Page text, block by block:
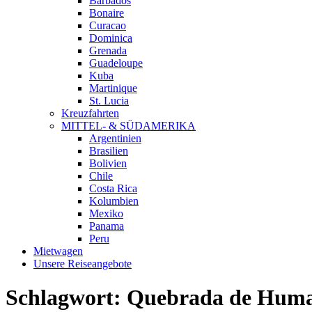
Bonaire
Curacao
Dominica
Grenada
Guadeloupe
Kuba
Martinique
St. Lucia
Kreuzfahrten
MITTEL- & SÜDAMERIKA
Argentinien
Brasilien
Bolivien
Chile
Costa Rica
Kolumbien
Mexiko
Panama
Peru
Mietwagen
Unsere Reiseangebote
Schlagwort: Quebrada de